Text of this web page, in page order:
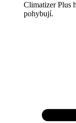
Climatizer Plus
pohybují.